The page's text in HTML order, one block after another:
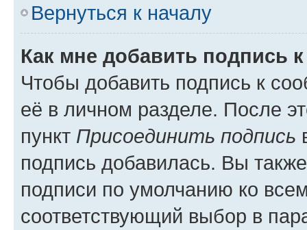
Вернуться к началу
Как мне добавить подпись
Чтобы добавить подпись к
её в личном разделе. После
пункт Присоединить подпись
подпись добавилась. Вы
подписи по умолчанию ко
соответствующий выбор в